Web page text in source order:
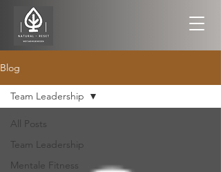
Blog
All Posts
Team Leadership
Mentale Fitness
Team Leadership